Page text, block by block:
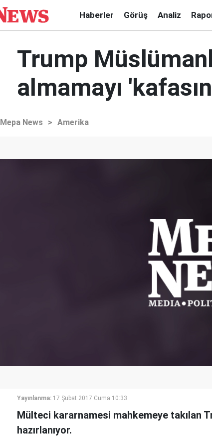
Haberler Görüş Analiz
Trump
almamayı
Mepa News > Amerika
Yayınlanma: 17 Şubat 2017 Cuma 10:33
Mülteci kararnamesi mahkemeye takılan
hazırlanıyor.